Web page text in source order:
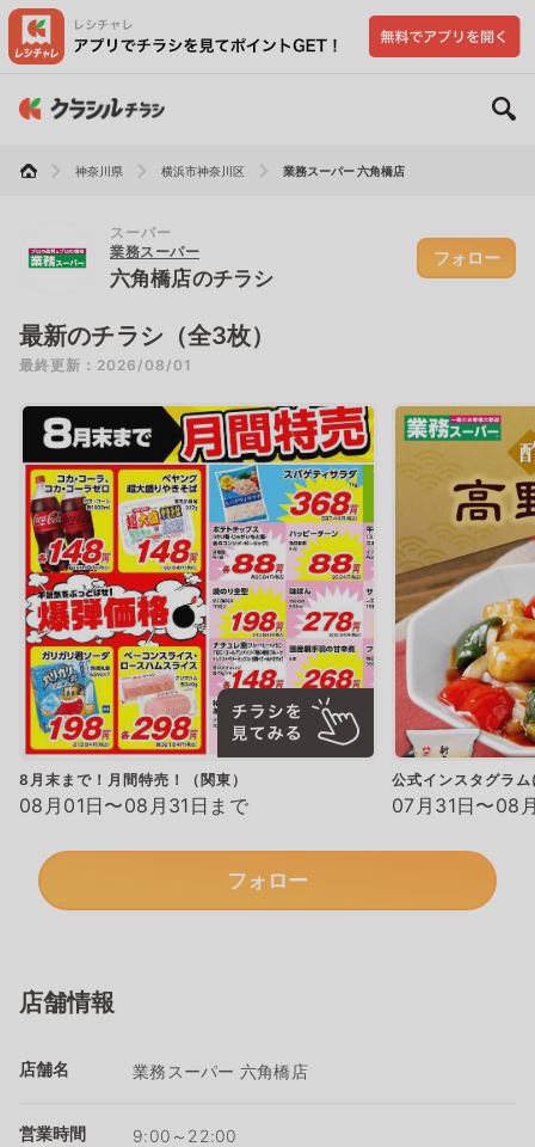
神奈川県 横浜市神奈川区 業務スーパー 六角橋店
スーパー
業務スーパー
六角橋店のチラシ
フォロー
最新のチラシ（全3枚）
最終更新：2026/08/01
8月末まで！月間特売！（関東）
08月01日〜08月31日まで
公式インスタグラ
07月31日〜08
フォロー
店舗情報
店舗名 業務スーパー 六角橋店
営業時間 9:00～22:00